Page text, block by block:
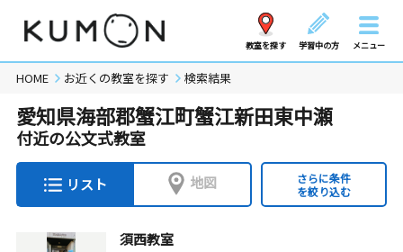
教室を探す 学習中の方 メニュー
HOME お近くの教室を探す 検索結果
愛知県海部郡蟹江町蟹江新田東中瀬
付近の公文式教室
リスト 地図
さらに条件
を絞り込む
須西教室